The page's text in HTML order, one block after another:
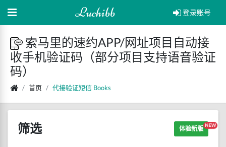
Luchibb 登录账号
索马里的速约APP/网址项目自动接
收手机验证码（部分项目支持语音验证
码）
首页 代接验证短信 Books
筛选 体验新版 NEW